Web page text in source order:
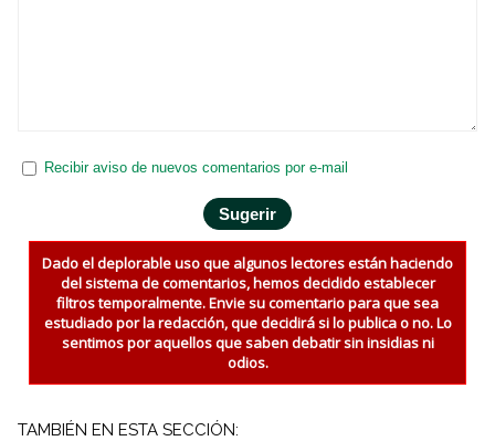
Recibir aviso de nuevos comentarios por e-mail
Dado el deplorable uso que algunos lectores están haciendo
del sistema de comentarios, hemos decidido establecer
filtros temporalmente. Envie su comentario para que sea
estudiado por la redacción, que decidirá si lo publica o no. Lo
sentimos por aquellos que saben debatir sin insidias ni
odios.
TAMBIÉN EN ESTA SECCIÓN: